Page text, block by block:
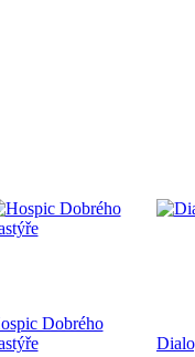
válečných veteránů
Dobrého